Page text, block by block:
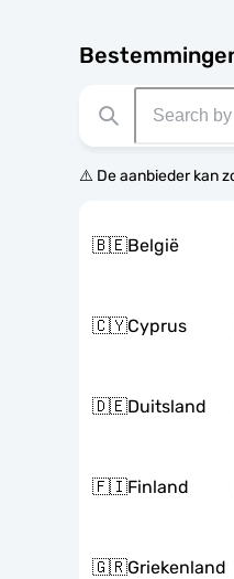
⚠️ De aanbieder kan
🇧🇪België
🇨🇾Cyprus
🇩🇪Duitsland
🇫🇮Finland
🇬🇷Griekenland